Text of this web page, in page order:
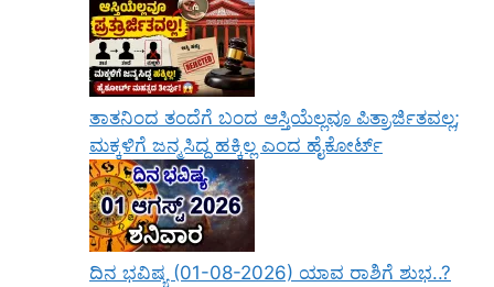
ತಾತನಿಂದ ತಂದೆಗೆ ಬಂದ ಆಸ್ತಿಯೆಲ್ಲವೂ ಪಿತ್ರಾರ್ಜಿತವಲ್ಲ;
ಮಕ್ಕಳಿಗೆ ಜನ್ಮಸಿದ್ಧ ಹಕ್ಕಿಲ್ಲ ಎಂದ ಹೈಕೋರ್ಟ್
ದಿನ ಭವಿಷ್ಯ (01-08-2026) ಯಾವ ರಾಶಿಗೆ ಶುಭ..?